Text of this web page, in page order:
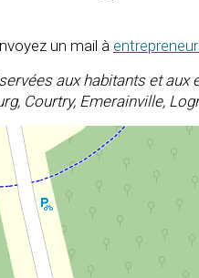
un mail à
aux habitants et
Courtry, Emerainville,